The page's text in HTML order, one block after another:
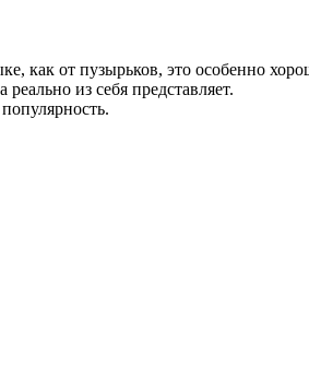
как от пузырьков, это особенно
из себя представляет.